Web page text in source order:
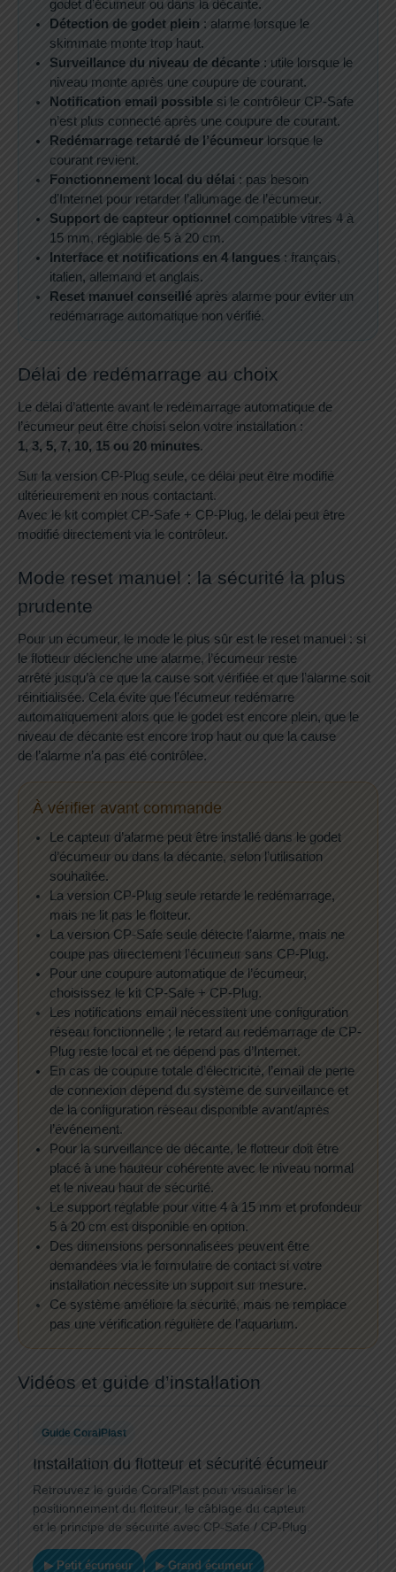
godet d’écumeur ou dans la décante.
Détection de godet plein : alarme lorsque le
skimmate monte trop haut.
Surveillance du niveau de décante : utile lorsque le
niveau monte après une coupure de courant.
Notification email possible si le contrôleur CP-Safe
n’est plus connecté après une coupure de courant.
Redémarrage retardé de l’écumeur lorsque le
courant revient.
Fonctionnement local du délai : pas besoin
d’Internet pour retarder l’allumage de l’écumeur.
Support de capteur optionnel compatible vitres 4 à
15 mm, réglable de 5 à 20 cm.
Interface et notifications en 4 langues : français,
italien, allemand et anglais.
Reset manuel conseillé après alarme pour éviter un
redémarrage automatique non vérifié.
Délai de redémarrage au choix
Le délai d’attente avant le redémarrage automatique de
l’écumeur peut être choisi selon votre installation :
1, 3, 5, 7, 10, 15 ou 20 minutes.
Sur la version CP-Plug seule, ce délai peut être modifié
ultérieurement en nous contactant.
Avec le kit complet CP-Safe + CP-Plug, le délai peut être
modifié directement via le contrôleur.
Mode reset manuel : la sécurité la plus
prudente
Pour un écumeur, le mode le plus sûr est le reset manuel : si
le flotteur déclenche une alarme, l’écumeur reste
arrêté jusqu’à ce que la cause soit vérifiée et que l’alarme soit
réinitialisée. Cela évite que l’écumeur redémarre
automatiquement alors que le godet est encore plein, que le
niveau de décante est encore trop haut ou que la cause
de l’alarme n’a pas été contrôlée.
À vérifier avant commande
Le capteur d’alarme peut être installé dans le godet
d’écumeur ou dans la décante, selon l’utilisation
souhaitée.
La version CP-Plug seule retarde le redémarrage,
mais ne lit pas le flotteur.
La version CP-Safe seule détecte l’alarme, mais ne
coupe pas directement l’écumeur sans CP-Plug.
Pour une coupure automatique de l’écumeur,
choisissez le kit CP-Safe + CP-Plug.
Les notifications email nécessitent une configuration
réseau fonctionnelle ; le retard au redémarrage de CP-
Plug reste local et ne dépend pas d’Internet.
En cas de coupure totale d’électricité, l’email de perte
de connexion dépend du système de surveillance et
de la configuration réseau disponible avant/après
l’événement.
Pour la surveillance de décante, le flotteur doit être
placé à une hauteur cohérente avec le niveau normal
et le niveau haut de sécurité.
Le support réglable pour vitre 4 à 15 mm et profondeur
5 à 20 cm est disponible en option.
Des dimensions personnalisées peuvent être
demandées via le formulaire de contact si votre
installation nécessite un support sur mesure.
Ce système améliore la sécurité, mais ne remplace
pas une vérification régulière de l’aquarium.
Vidéos et guide d’installation
Guide CoralPlast
Installation du flotteur et sécurité écumeur
Retrouvez le guide CoralPlast pour visualiser le
positionnement du flotteur, le câblage du capteur
et le principe de sécurité avec CP-Safe / CP-Plug.
▶ Petit écumeur ▶ Grand écumeur